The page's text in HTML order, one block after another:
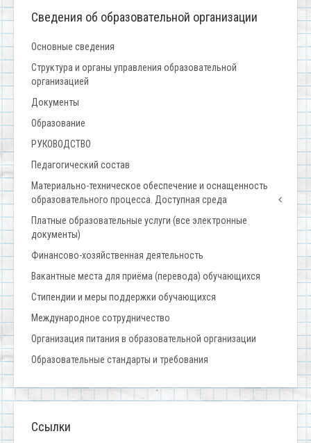
Сведения об образовательной организации
Основные сведения
Структура и органы управления образовательной
организацией
Документы
Образование
РУКОВОДСТВО
Педагогический состав
Материально-техническое обеспечение и оснащенность
образовательного процесса. Доступная среда
Платные образовательные услуги (все электронные
документы)
Финансово-хозяйственная деятельность
Вакантные места для приёма (перевода) обучающихся
Стипендии и меры поддержки обучающихся
Международное сотрудничество
Организация питания в образовательной организации
Образовательные стандарты и требования
Ссылки